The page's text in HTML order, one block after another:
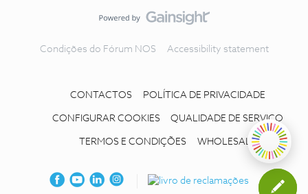
Condições do Fórum NOS Accessibility statement
CONTACTOS POLÍTICA DE PRIVACIDADE
CONFIGURAR COOKIES QUALIDADE DE SERVIÇO
TERMOS E CONDIÇÕES WHOLESALE